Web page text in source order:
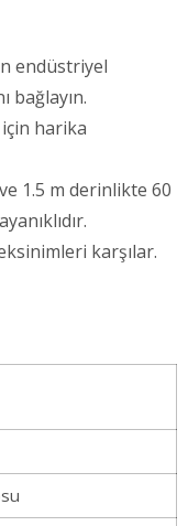
endüstriyel
bağlayın.
harika
1.5 m derinlikte 60
karşılar.